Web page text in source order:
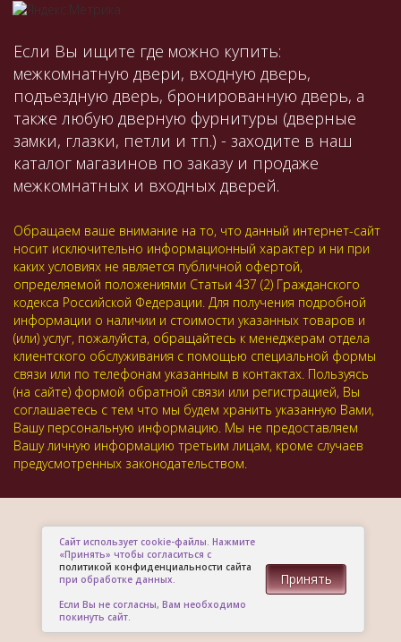
Если Вы ищите где можно купить:
межкомнатную двери, входную дверь,
подъездную дверь, бронированную дверь, а
также любую дверную фурнитуры (дверные
замки, глазки, петли и тп.) - заходите в наш
каталог магазинов по заказу и продаже
межкомнатных и входных дверей.
Обращаем ваше внимание на то, что данный интернет-сайт
носит исключительно информационный характер и ни при
каких условиях не является публичной офертой,
определяемой положениями Статьи 437 (2) Гражданского
кодекса Российской Федерации. Для получения подробной
информации о наличии и стоимости указанных товаров и
(или) услуг, пожалуйста, обращайтесь к менеджерам отдела
клиентского обслуживания с помощью специальной формы
связи или по телефонам указанным в контактах. Пользуясь
(на сайте) формой обратной связи или регистрацией, Вы
соглашаетесь с тем что мы будем хранить указанную Вами,
Вашу персональную информацию. Мы не предоставляем
Вашу личную информацию третьим лицам, кроме случаев
предусмотренных законодательством.
Сайт использует cookie-файлы. Нажмите
«Принять» чтобы согласиться с
политикой конфиденциальности сайта
при обработке данных.
Если Вы не согласны, Вам необходимо
покинуть сайт.
Принять